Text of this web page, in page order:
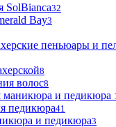
SolBianca32
Bay3
пеньюары и
8
волос8
маникюра и педикюра
педикюра41
и педикюра3